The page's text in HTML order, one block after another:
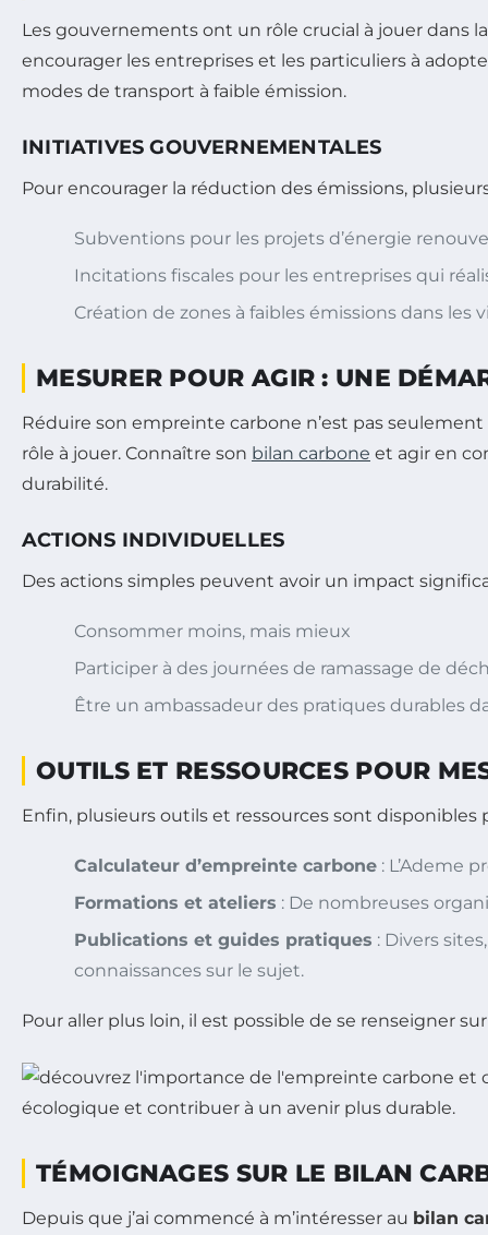
Les gouvernements ont un rôle crucial à jouer dans
encourager les entreprises et les particuliers à
modes de transport à faible émission.
INITIATIVES GOUVERNEMENTALES
Pour encourager la réduction des émissions,
Subventions pour les projets d’énergie
Incitations fiscales pour les entreprises qui
Création de zones à faibles émissions dans
MESURER POUR AGIR : UNE
Réduire son empreinte carbone n’est pas
rôle à jouer. Connaître son bilan carbone et agir en
durabilité.
ACTIONS INDIVIDUELLES
Des actions simples peuvent avoir un impact
Consommer moins, mais mieux
Participer à des journées de ramassage de
Être un ambassadeur des pratiques durables
OUTILS ET RESSOURCES POUR
Enfin, plusieurs outils et ressources sont disponibles
Calculateur d’empreinte carbone : L’Ademe
Formations et ateliers : De nombreuses
Publications et guides pratiques : Divers
connaissances sur le sujet.
Pour aller plus loin, il est possible de se renseigner
TÉMOIGNAGES SUR LE BILAN
Depuis que j’ai commencé à m’intéresser au bilan